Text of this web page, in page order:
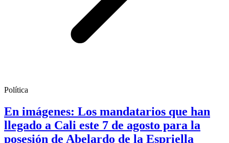
Política
En imágenes: Los mandatarios que han
llegado a Cali este 7 de agosto para la
posesión de Abelardo de la Espriella